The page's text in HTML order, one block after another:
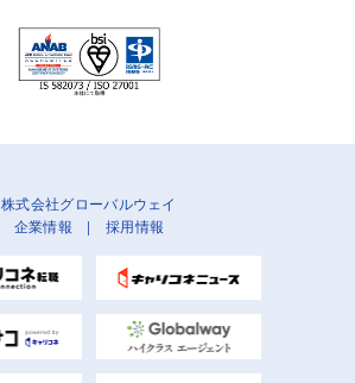
株式会社グローバルウェイ
企業情報 | 採用情報